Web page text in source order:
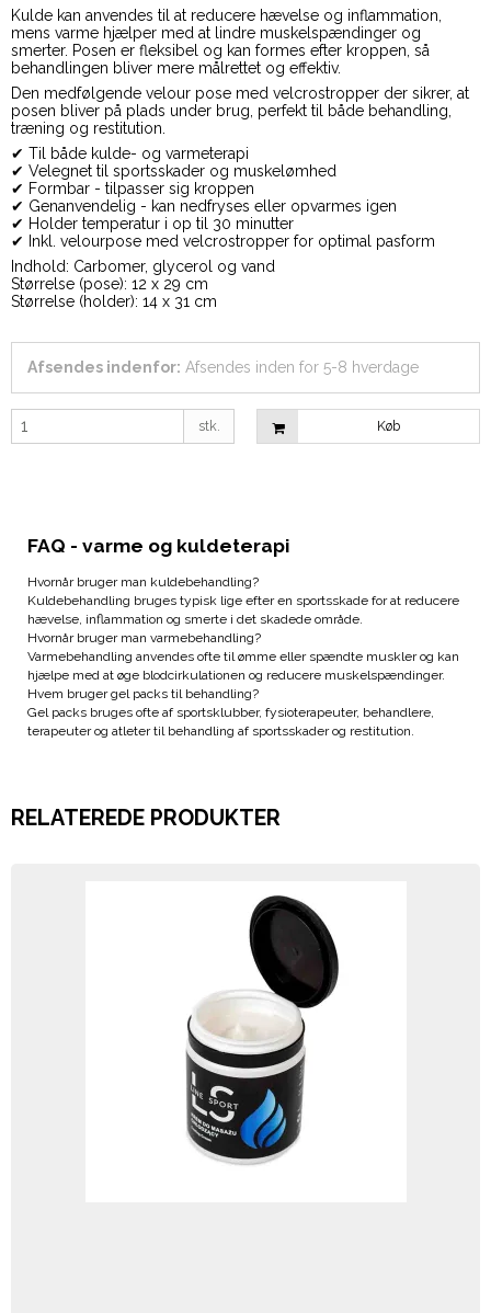
Kulde kan anvendes til at reducere hævelse og inflammation,
mens varme hjælper med at lindre muskelspændinger og
smerter. Posen er fleksibel og kan formes efter kroppen, så
behandlingen bliver mere målrettet og effektiv.
Den medfølgende velour pose med velcrostropper der sikrer, at
posen bliver på plads under brug, perfekt til både behandling,
træning og restitution.
✔ Til både kulde- og varmeterapi
✔ Velegnet til sportsskader og muskelømhed
✔ Formbar - tilpasser sig kroppen
✔ Genanvendelig - kan nedfryses eller opvarmes igen
✔ Holder temperatur i op til 30 minutter
✔ Inkl. velourpose med velcrostropper for optimal pasform
Indhold: Carbomer, glycerol og vand
Størrelse (pose): 12 x 29 cm
Størrelse (holder): 14 x 31 cm
Afsendes indenfor: Afsendes inden for 5-8 hverdage
stk. Køb
FAQ - varme og kuldeterapi
Hvornår bruger man kuldebehandling?
Kuldebehandling bruges typisk lige efter en sportsskade for at reducere
hævelse, inflammation og smerte i det skadede område.
Hvornår bruger man varmebehandling?
Varmebehandling anvendes ofte til ømme eller spændte muskler og kan
hjælpe med at øge blodcirkulationen og reducere muskelspændinger.
Hvem bruger gel packs til behandling?
Gel packs bruges ofte af sportsklubber, fysioterapeuter, behandlere,
terapeuter og atleter til behandling af sportsskader og restitution.
RELATEREDE PRODUKTER